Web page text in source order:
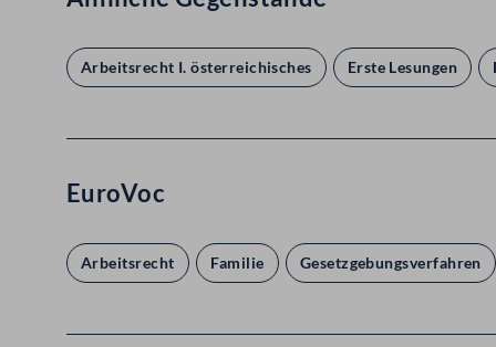
Arbeitsrecht I. österreichisches Erste Lesungen
EuroVoc
Arbeitsrecht Familie Gesetzgebungsverfahren